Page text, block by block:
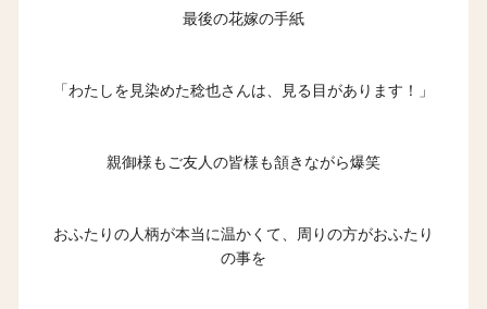
最後の花嫁の手紙
「わたしを見染めた稔也さんは、見る目があります！」
親御様もご友人の皆様も頷きながら爆笑
おふたりの人柄が本当に温かくて、周りの方がおふたり
の事を